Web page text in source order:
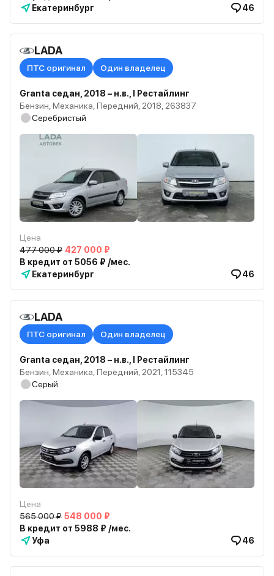
Екатеринбург
46
LADA
ПТС оригинал Один владелец
Granta седан, 2018 – н.в., I Рестайлинг
Бензин, Механика, Передний, 2018, 263837
Серебристый
Цена
477 000 ₽ 427 000 ₽
В кредит от 5056 ₽ /мес.
Екатеринбург
46
LADA
ПТС оригинал Один владелец
Granta седан, 2018 – н.в., I Рестайлинг
Бензин, Механика, Передний, 2021, 115345
Серый
Цена
565 000 ₽ 548 000 ₽
В кредит от 5988 ₽ /мес.
Уфа
46